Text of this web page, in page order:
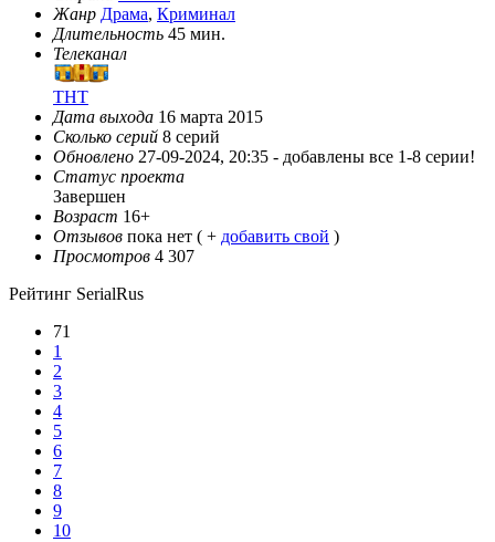
Жанр Драма, Криминал
Длительность 45 мин.
Телеканал
ТНТ
Дата выхода 16 марта 2015
Сколько серий 8 серий
Обновлено 27-09-2024, 20:35 - добавлены все 1-8 серии!
Статус проекта
Завершен
Возраст 16+
Отзывов пока нет ( + добавить свой )
Просмотров 4 307
Рейтинг SerialRus
71
1
2
3
4
5
6
7
8
9
10